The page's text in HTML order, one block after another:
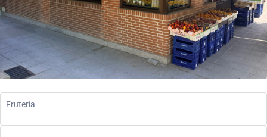
Frutería